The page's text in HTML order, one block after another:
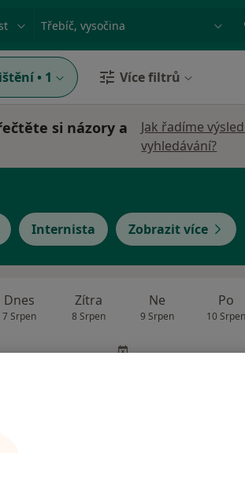
Město nebo region
• 1 Více filtrů
si názory a
Jak řadíme
vyhledávání?
Internista Zobrazit více
Dnes
7 Srpen
Zítra
8 Srpen
Ne
9 Srpen
Po
10 Srpen